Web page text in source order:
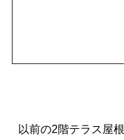
以前の2階テラス屋